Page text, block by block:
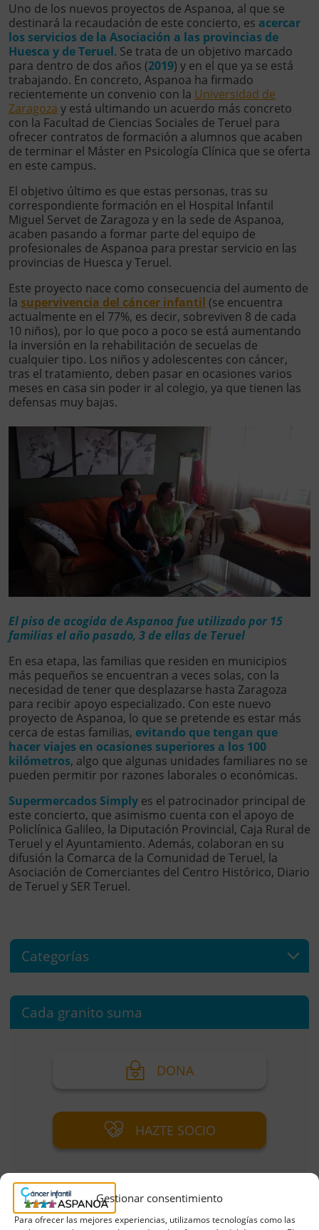
Gestionar consentimiento
Para ofrecer las mejores experiencias, utilizamos tecnologías como las
Uno de los nuevos proyectos de Aspanoa, al que se
destinará la recaudación de este concierto, es acercar
los servicios de la Asociación a las provincias de
Huesca y de Teruel. Se trata de un objetivo marcado
para dentro de dos años (2019) y en el que ya se está
trabajando. En concreto, Aspanoa ha firmado
recientemente un convenio con la Universidad de
Zaragoza y está ultimando un acuerdo más concreto
con la Facultad de Ciencias Sociales de Teruel para
ofrecer contratos de formación a alumnos que acaben
de terminar el Máster en Psicología Clínica que se oferta
en este campus.
El objetivo último es que estas personas, tras su
correspondiente formación en el Hospital Infantil
Miguel Servet de Zaragoza y en la sede de Aspanoa,
acaben pasando a formar parte del equipo de
profesionales de Aspanoa para prestar servicio en las
provincias de Huesca y Teruel.
Este proyecto nace como consecuencia del aumento de
la supervivencia del cáncer infantil (se encuentra
actualmente en el 77%, es decir, sobreviven 8 de cada
10 niños), por lo que poco a poco se está aumentando
la inversión en la rehabilitación de secuelas de
cualquier tipo. Los niños y adolescentes con cáncer,
tras el tratamiento, deben pasar en ocasiones varios
meses en casa sin poder ir al colegio, ya que tienen las
defensas muy bajas.
El piso de acogida de Aspanoa fue utilizado por 15
familias el año pasado, 3 de ellas de Teruel
En esa etapa, las familias que residen en municipios
más pequeños se encuentran a veces solas, con la
necesidad de tener que desplazarse hasta Zaragoza
para recibir apoyo especializado. Con este nuevo
proyecto de Aspanoa, lo que se pretende es estar más
cerca de estas familias, evitando que tengan que
hacer viajes en ocasiones superiores a los 100
kilómetros, algo que algunas unidades familiares no se
pueden permitir por razones laborales o económicas.
Supermercados Simply es el patrocinador principal de
este concierto, que asimismo cuenta con el apoyo de
Policlínica Galileo, la Diputación Provincial, Caja Rural de
Teruel y el Ayuntamiento. Además, colaboran en su
difusión la Comarca de la Comunidad de Teruel, la
Asociación de Comerciantes del Centro Histórico, Diario
de Teruel y SER Teruel.
Categorías
Cada granito suma
DONA
HAZTE SOCIO